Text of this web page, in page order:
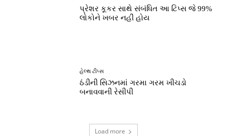
પ્રેશર કૂકર સાથે સંબંધિત આ ટિપ્સ જે 99%
લોકોને ખબર નહીં હોય
હેલ્થ ટીપ્સ
ઠંડીની સિઝનમાં ગરમા ગરમ ખીચડો
બનાવવાની રેસીપી
Load more